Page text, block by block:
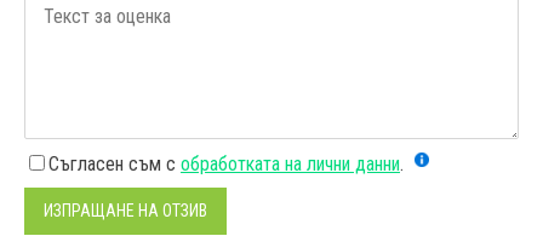
Съгласен съм с обработката на лични данни.
ИЗПРАЩАНЕ НА ОТЗИВ